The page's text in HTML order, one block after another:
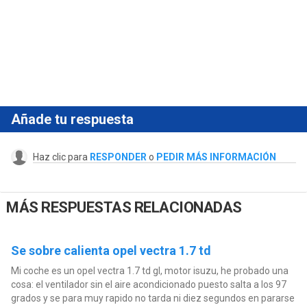
Añade tu respuesta
Haz clic para RESPONDER o PEDIR MÁS INFORMACIÓN
MÁS RESPUESTAS RELACIONADAS
Se sobre calienta opel vectra 1.7 td
Mi coche es un opel vectra 1.7 td gl, motor isuzu, he probado una
cosa: el ventilador sin el aire acondicionado puesto salta a los 97
grados y se para muy rapido no tarda ni diez segundos en pararse